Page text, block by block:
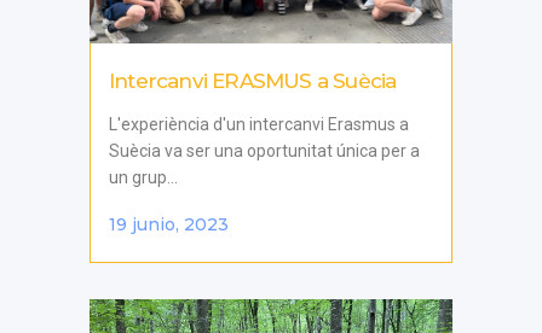
Intercanvi ERASMUS a Suècia
L'experiència d'un intercanvi Erasmus a
Suècia va ser una oportunitat única per a
un grup...
19 junio, 2023